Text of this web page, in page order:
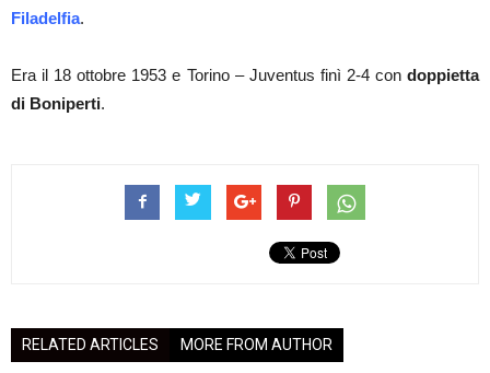
Filadelfia.
Era il 18 ottobre 1953 e Torino – Juventus finì 2-4 con doppietta
di Boniperti.
RELATED ARTICLES MORE FROM AUTHOR